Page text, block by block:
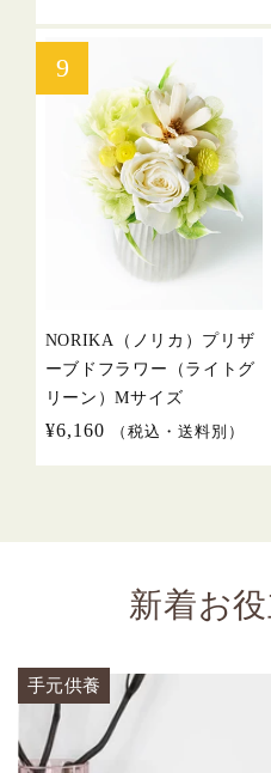
価
格
NORIKA（ノリカ）プリザ
ーブドフラワー（ライトグ
リーン）Mサイズ
通
¥6,160 （税込・送料別）
新着お
手元供養